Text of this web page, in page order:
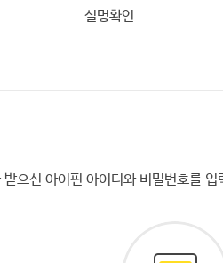
실명확인
으신 아이핀 아이디와 비밀번호를